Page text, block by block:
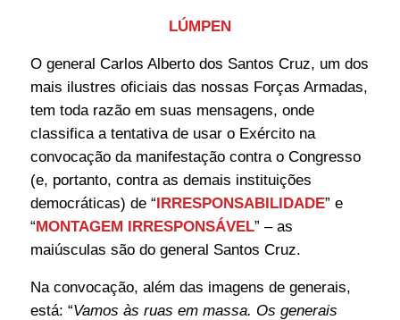
LÚMPEN
O general Carlos Alberto dos Santos Cruz, um dos
mais ilustres oficiais das nossas Forças Armadas,
tem toda razão em suas mensagens, onde
classifica a tentativa de usar o Exército na
convocação da manifestação contra o Congresso
(e, portanto, contra as demais instituições
democráticas) de “IRRESPONSABILIDADE” e
“MONTAGEM IRRESPONSÁVEL” – as
maiúsculas são do general Santos Cruz.
Na convocação, além das imagens de generais,
está: “Vamos às ruas em massa. Os generais